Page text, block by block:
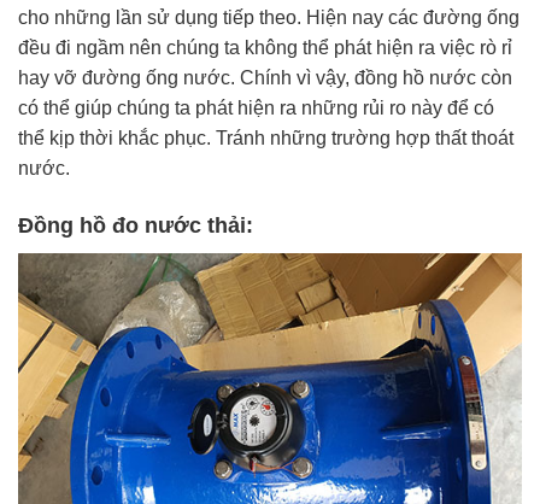
cho những lần sử dụng tiếp theo. Hiện nay các đường ống
đều đi ngầm nên chúng ta không thể phát hiện ra việc rò rỉ
hay vỡ đường ống nước. Chính vì vậy, đồng hồ nước còn
có thể giúp chúng ta phát hiện ra những rủi ro này để có
thể kịp thời khắc phục. Tránh những trường hợp thất thoát
nước.
Đồng hồ đo nước thải: